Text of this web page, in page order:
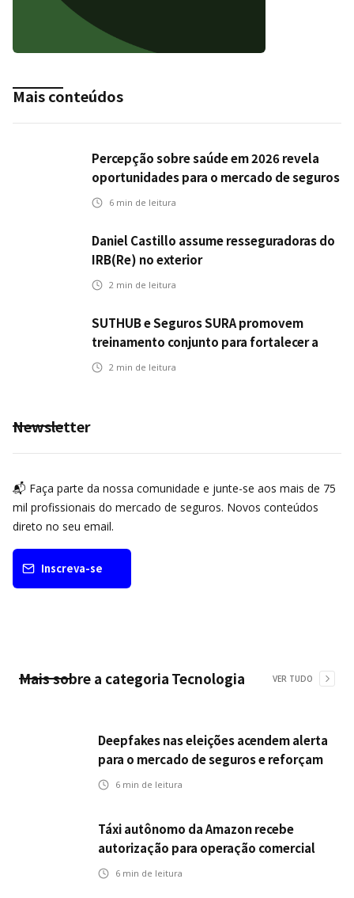
Mais conteúdos
Percepção sobre saúde em 2026 revela
oportunidades para o mercado de seguros
ampliar cobertura e prevenção
6 min de leitura
Daniel Castillo assume resseguradoras do
IRB(Re) no exterior
2 min de leitura
SUTHUB e Seguros SURA promovem
treinamento conjunto para fortalecer a
operação comercial do Seguro Mobilidade
2 min de leitura
Newsletter
📬 Faça parte da nossa comunidade e junte-se aos mais de 75
mil profissionais do mercado de seguros. Novos conteúdos
direto no seu email.
Inscreva-se
Mais sobre a categoria Tecnologia VER TUDO
Deepfakes nas eleições acendem alerta
para o mercado de seguros e reforçam
desafios da inteligência artificial
6 min de leitura
Táxi autônomo da Amazon recebe
autorização para operação comercial
nos EUA: como a circulação desses
6 min de leitura